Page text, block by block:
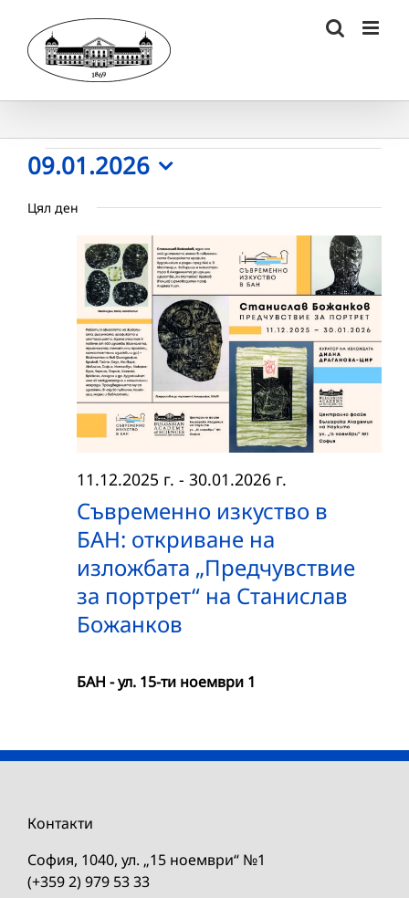
content
Събития
for
09.01.2026
09.01.2026
date.
Цял ден
Съвременно изкуство в
БАН: откриване на
изложбата „Предчувствие
за портрет“ на Станислав
Божанков
11.12.2025 г. - 30.01.2026 г.
БАН - ул. 15-ти ноември 1
Контакти
София, 1040, ул. „15 ноември“ №1
(+359 2) 979 53 33